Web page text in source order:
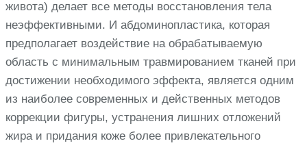
живота) делает все методы восстановления тела
неэффективными. И абдоминопластика, которая
предполагает воздействие на обрабатываемую
область с минимальным травмированием тканей при
достижении необходимого эффекта, является одним
из наиболее современных и действенных методов
коррекции фигуры, устранения лишних отложений
жира и придания коже более привлекательного